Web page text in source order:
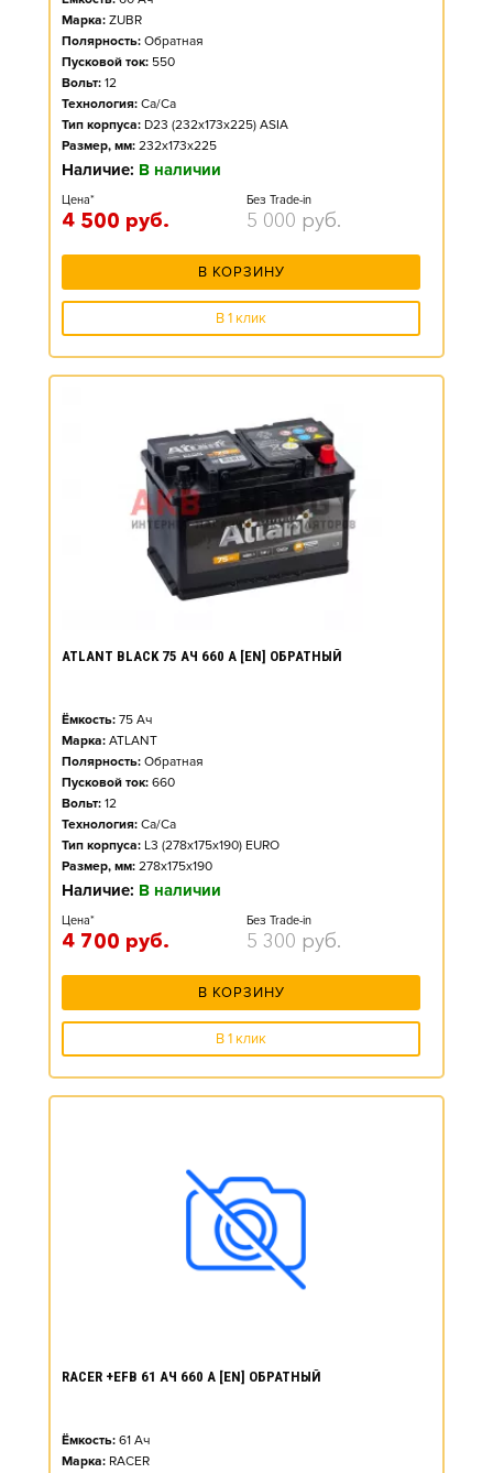
Марка: ZUBR
Полярность: Обратная
Пусковой ток: 550
Вольт: 12
Технология: Ca/Ca
Тип корпуса: D23 (232x173x225) ASIA
Размер, мм: 232x173x225
Наличие: В наличии
Цена*
4 500 руб.
Без Trade-in
5 000 руб.
В КОРЗИНУ
В 1 клик
ATLANT BLACK 75 АЧ 660 А [EN] ОБРАТНЫЙ
Ёмкость: 75 Ач
Марка: ATLANT
Полярность: Обратная
Пусковой ток: 660
Вольт: 12
Технология: Ca/Ca
Тип корпуса: L3 (278x175x190) EURO
Размер, мм: 278x175x190
Наличие: В наличии
Цена*
4 700 руб.
Без Trade-in
5 300 руб.
В КОРЗИНУ
В 1 клик
RACER +EFB 61 АЧ 660 А [EN] ОБРАТНЫЙ
Ёмкость: 61 Ач
Марка: RACER